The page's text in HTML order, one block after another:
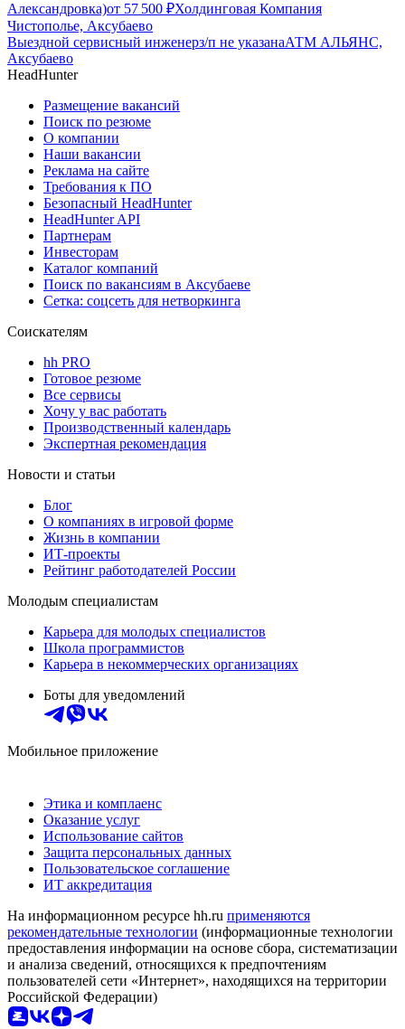
Александровка)от 57 500 ₽Холдинговая Компания
Чистополье, Аксубаево
Выездной сервисный инженерз/п не указанаАТМ АЛЬЯНС,
Аксубаево
HeadHunter
Размещение вакансий
Поиск по резюме
О компании
Наши вакансии
Реклама на сайте
Требования к ПО
Безопасный HeadHunter
HeadHunter API
Партнерам
Инвесторам
Каталог компаний
Поиск по вакансиям в Аксубаеве
Сетка: соцсеть для нетворкинга
Соискателям
hh PRO
Готовое резюме
Все сервисы
Хочу у вас работать
Производственный календарь
Экспертная рекомендация
Новости и статьи
Блог
О компаниях в игровой форме
Жизнь в компании
ИТ-проекты
Рейтинг работодателей России
Молодым специалистам
Карьера для молодых специалистов
Школа программистов
Карьера в некоммерческих организациях
Боты для уведомлений
Мобильное приложение
Этика и комплаенс
Оказание услуг
Использование сайтов
Защита персональных данных
Пользовательское соглашение
ИТ аккредитация
На информационном ресурсе hh.ru применяются
рекомендательные технологии (информационные технологии
предоставления информации на основе сбора, систематизации
и анализа сведений, относящихся к предпочтениям
пользователей сети «Интернет», находящихся на территории
Российской Федерации)